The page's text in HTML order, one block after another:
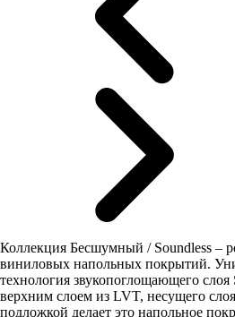
Коллекция Бесшумный / Soundless –
виниловых напольных покрытий.
технология звукопоглощающего слоя
верхним слоем из LVT, несущего
подложкой делает это напольное